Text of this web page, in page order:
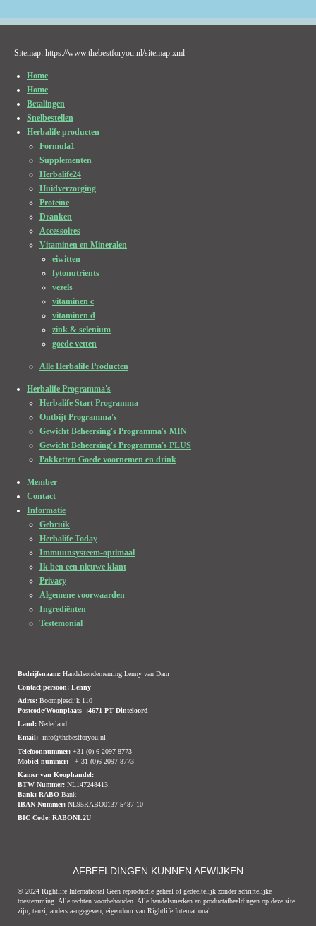
Sitemap: https://www.thebestforyou.nl/sitemap.xml
Home
Home
Betalingen
Snelbestellen
Herbalife producten
Formula1
Supplementen
Herbalife24
Huidverzorging
Proteïne
Dranken
Accessoires
Vitaminen en Mineralen
eiwitten
fytonutrients
vezels
vitaminen c
vitaminen d
zink & selenium
goede vetten
Alle Herbalife Producten
Herbalife Programma's
Herbalife Start Programma
Ontbijt Programma's
Gewicht Beheersing's Programma's MIN
Gewicht Beheersing's Programma's PLUS
Pakketten Goede voornemen en drink
Member
Contact
Informatie
Gebruik
Herbalife Today
Immuunsysteem-optimaal
Ik ben een nieuwe klant
Privacy
Algemene voorwaarden
Ingrediënten
Testemonial
Bedrijfsnaam: Handelsonderneming Lenny van Dam
Contact persoon: Lenny
Adres: Boompjesdijk 110
Postcode/Woonplaats :4671 PT Dinteloord
Land: Nederland
Email: info@thebestforyou.nl
Telefoonnummer: +31 (0) 6 2097 8773
Mobiel nummer:
+ 31 (0)6 2097 8773
Kamer van Koophandel:
BTW Nummer: NL147248413
Bank: RABO Bank
IBAN Nummer:NL95RABO0137 5487 10
BIC Code: RABONL2U
AFBEELDINGEN KUNNEN AFWIJKEN
© 2024 Rightlife International Geen reproductie geheel of gedeeltelijk zonder schriftelijke
toestemming. Alle rechten voorbehouden. Alle handelsmerken en productafbeeldingen op deze site
zijn, tenzij anders aangegeven, eigendom van Rightlife International